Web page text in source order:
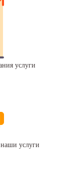
услуги
услуги